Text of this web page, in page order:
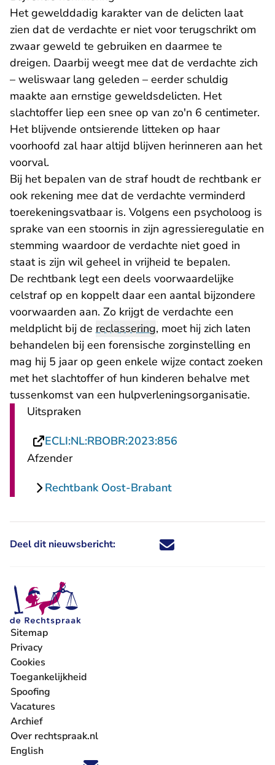
Het gewelddadig karakter van de delicten laat
zien dat de verdachte er niet voor terugschrikt om
zwaar geweld te gebruiken en daarmee te
dreigen. Daarbij weegt mee dat de verdachte zich
– weliswaar lang geleden – eerder schuldig
maakte aan ernstige geweldsdelicten. Het
slachtoffer liep een snee op van zo'n 6 centimeter.
Het blijvende ontsierende litteken op haar
voorhoofd zal haar altijd blijven herinneren aan het
voorval.
Bij het bepalen van de straf houdt de rechtbank er
ook rekening mee dat de verdachte verminderd
toerekeningsvatbaar is. Volgens een psycholoog is
sprake van een stoornis in zijn agressieregulatie en
stemming waardoor de verdachte niet goed in
staat is zijn wil geheel in vrijheid te bepalen.
De rechtbank legt een deels voorwaardelijke
celstraf op en koppelt daar een aantal bijzondere
voorwaarden aan. Zo krijgt de verdachte een
meldplicht bij de reclassering, moet hij zich laten
behandelen bij een forensische zorginstelling en
mag hij 5 jaar op geen enkele wijze contact zoeken
met het slachtoffer of hun kinderen behalve met
tussenkomst van een hulpverleningsorganisatie.
Uitspraken
ECLI:NL:RBOBR:2023:856
Afzender
Rechtbank Oost-Brabant
Deel dit nieuwsbericht: Deel dit nieuwsbericht via X -
Deel dit nieuwsbericht via
Deel dit nieuwsbericht
Deel dit
Sitemap
Privacy
Cookies
Toegankelijkheid
Spoofing
Vacatures
- U verlaat Rechtspraak.nl
Archief
Over rechtspraak.nl
English